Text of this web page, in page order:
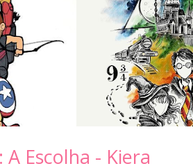
A Escolha - Kiera